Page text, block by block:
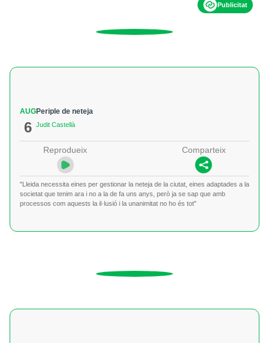
Publicitat
AUG
6
Periple de neteja
Judit Castellà
Reprodueix Comparteix
"Lleida necessita eines per gestionar la neteja de la ciutat, eines adaptades a la
societat que tenim ara i no a la de fa uns anys, però ja se sap que amb
processos com aquests la il·lusió i la unanimitat no ho és tot"